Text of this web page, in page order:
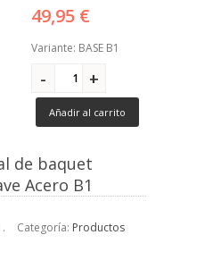
49,95 €
Variante: BASE B1
Añadir al carrito
de baquet
Acero B1
. Categoría: Productos